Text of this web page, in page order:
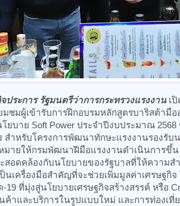
ระการ รัฐมนตรีว่าการกระทรวงแรงงานเปิ
มชมผู้เข้ารับการฝึกอบรมหลักสูตรบาริสต้ามื
โยบาย Soft Power ประจำปีงบประมาณ
สำหรับโครงการพัฒนาทักษะแรงงานรองรับน
มายให้กรมพัฒนาฝีมือแรงงานดำเนินการขึ้
สอดคล้องกับนโยบายของรัฐบาลที่ให้ความส
ป็นเครื่องมือสำคัญที่จะช่วยเพิ่มมูลค่าเศรษฐกิ
19 ที่มุ่งสู่นโยบายเศรษฐกิจสร้างสรรค์ หรือ
ค้าและบริการในรูปแบบใหม่ และการท่องเ